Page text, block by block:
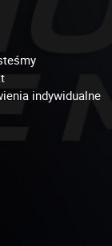
indywidualne